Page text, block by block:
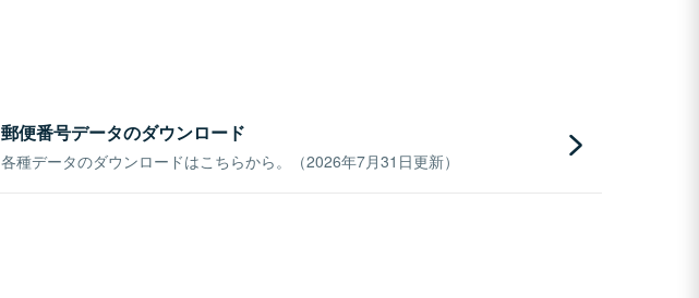
郵便番号データのダウンロード
各種データのダウンロードはこちらから。（2026年7月31日更新）